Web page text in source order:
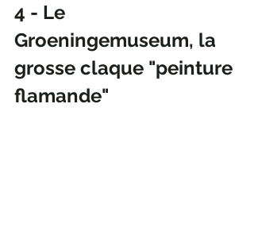
4 - Le
Groeningemuseum, la
grosse claque "peinture
flamande"